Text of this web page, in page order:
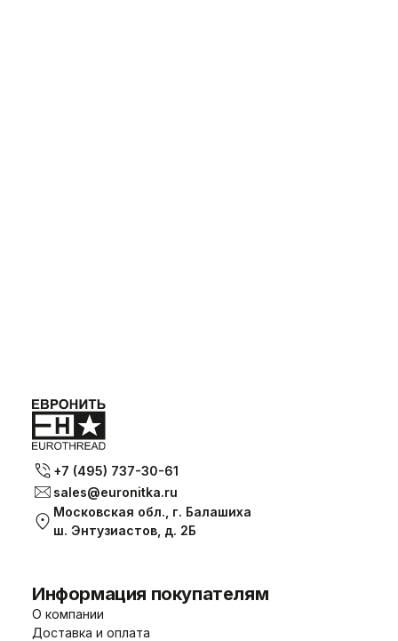
+7 (495) 737-30-61
sales@euronitka.ru
Московская обл., г. Балашиха
ш. Энтузиастов, д. 2Б
Информация покупателям
О компании
Доставка и оплата